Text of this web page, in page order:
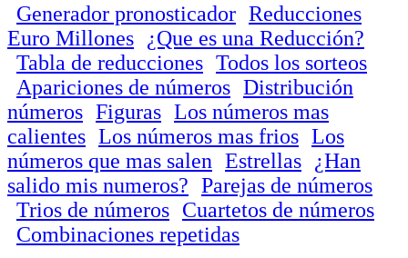
Generador pronosticador Reducciones
Euro Millones
¿Que es una Reducción?
Tabla de reducciones Todos los sorteos
Apariciones de números Distribución
números Figuras Los números mas
calientes Los números mas frios Los
números que mas salen Estrellas
¿Han
salido mis numeros? Parejas de números
Trios de números Cuartetos de números
Combinaciones repetidas